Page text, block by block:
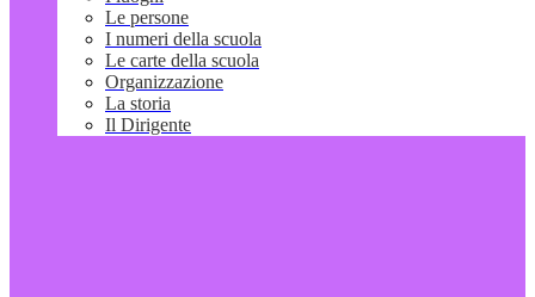
Le persone
I numeri della scuola
Le carte della scuola
Organizzazione
La storia
Il Dirigente